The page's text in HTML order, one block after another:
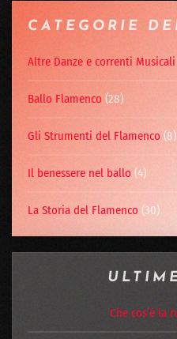
CATEGORIE
Altre Danze e correnti Musicali
Ballo Flamenco (28)
Gli Strumenti del Flamenco (8)
Il benessere nel ballo (4)
La Storia del Flamenco (30)
Che cos’è la